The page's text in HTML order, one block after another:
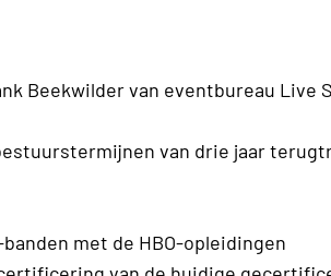
Beekwilder van eventbureau Live
van drie jaar
met de HBO-opleidingen